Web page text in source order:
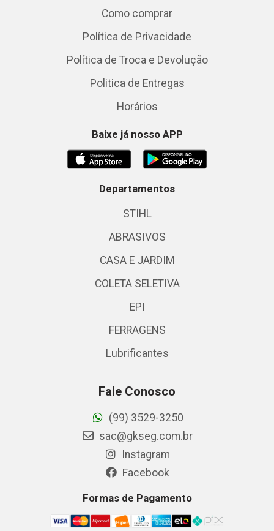
Como comprar
Política de Privacidade
Política de Troca e Devolução
Politica de Entregas
Horários
Baixe já nosso APP
Departamentos
STIHL
ABRASIVOS
CASA E JARDIM
COLETA SELETIVA
EPI
FERRAGENS
Lubrificantes
Fale Conosco
(99) 3529-3250
sac@gkseg.com.br
Instagram
Facebook
Formas de Pagamento